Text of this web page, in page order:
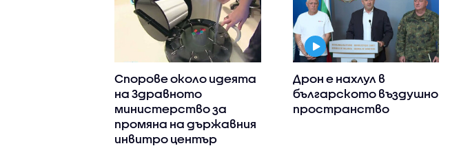
Спорове около идеята
на Здравното
министерство за
промяна на държавния
инвитро център
Дрон е нахлул в
българското въздушно
пространство